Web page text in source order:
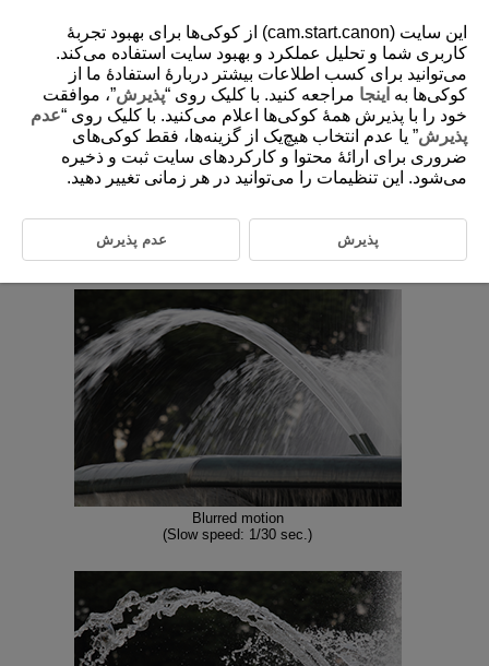
D388-052
Tv: Shutter-Priority AE
In this mode, you set the shutter speed and the camera automatically
brightness of the subject. A faster shutter speed can freeze the action of
a moving subject. A slower shutter speed can create a blurred effect,
giving the impression of motion.
Blurred motion
(Slow speed: 1/30 sec.)
این سایت (cam.start.canon) از کوکی‌ها برای بهبود تجربۀ
کاربری شما و تحلیل عملکرد و بهبود سایت استفاده می‌کند.
می‌توانید برای کسب اطلاعات بیشتر دربارۀ استفادۀ ما از
کوکی‌ها به اینجا مراجعه کنید. با کلیک روی “پذیرش”، موافقت
خود را با پذیرش همۀ کوکی‌ها اعلام می‌کنید. با کلیک روی “عدم
پذیرش” یا عدم انتخاب هیچ‌یک از گزینه‌ها، فقط کوکی‌های
ضروری برای ارائۀ محتوا و کارکردهای سایت ثبت و ذخیره
می‌شود. این تنظیمات را می‌توانید در هر زمانی تغییر دهید.
پذیرش عدم پذیرش